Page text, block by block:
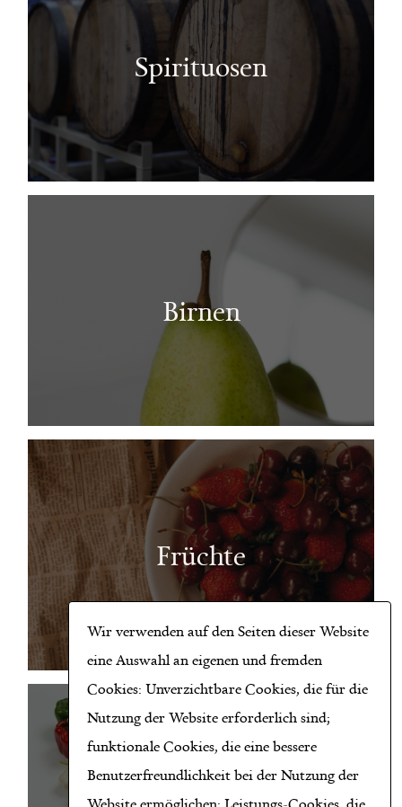
Spirituosen
Birnen
Früchte
Gemüse
Wir verwenden auf den Seiten dieser Website
eine Auswahl an eigenen und fremden
Cookies: Unverzichtbare Cookies, die für die
Nutzung der Website erforderlich sind;
funktionale Cookies, die eine bessere
Benutzerfreundlichkeit bei der Nutzung der